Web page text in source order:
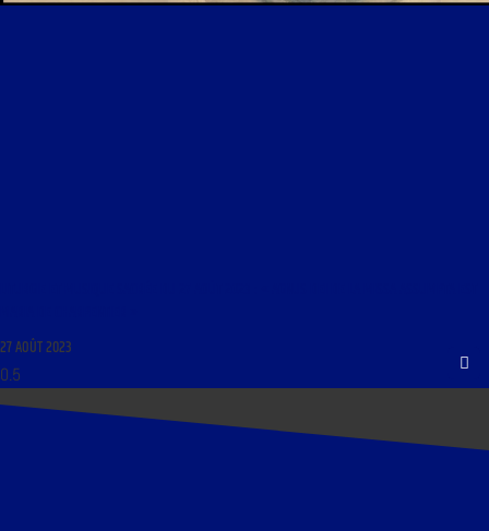
27 AOÛT 2023